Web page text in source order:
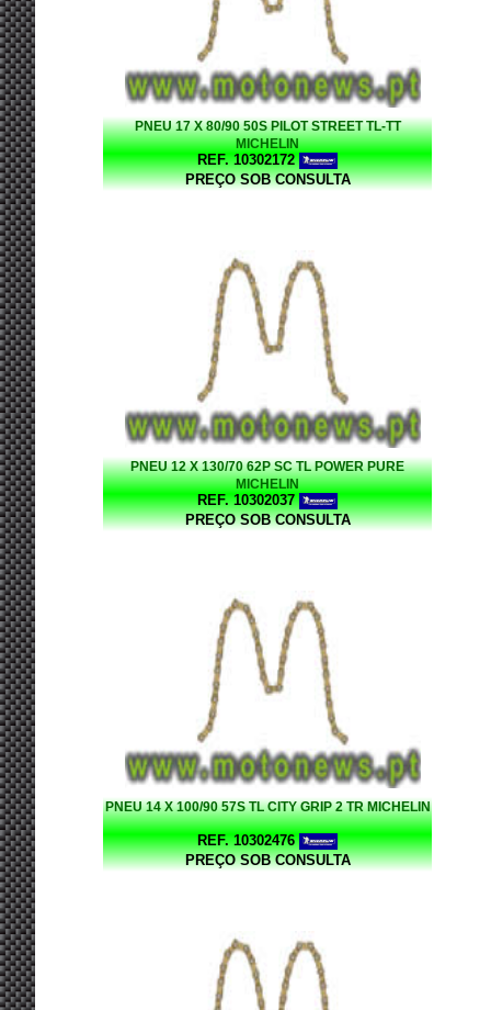
PNEU 17 X 80/90 50S PILOT STREET TL-TT
MICHELIN
REF. 10302172
PREÇO SOB CONSULTA
PNEU 12 X 130/70 62P SC TL POWER PURE
MICHELIN
REF. 10302037
PREÇO SOB CONSULTA
PNEU 14 X 100/90 57S TL CITY GRIP 2 TR MICHELIN
REF. 10302476
PREÇO SOB CONSULTA